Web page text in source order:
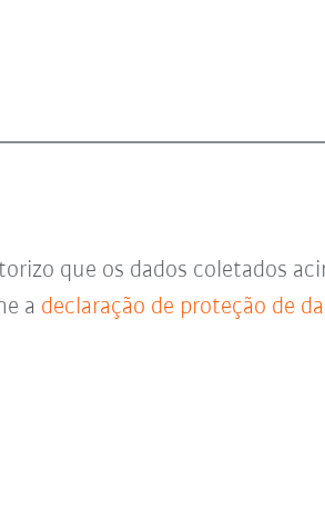
que os dados coletados
a declaração de proteção de